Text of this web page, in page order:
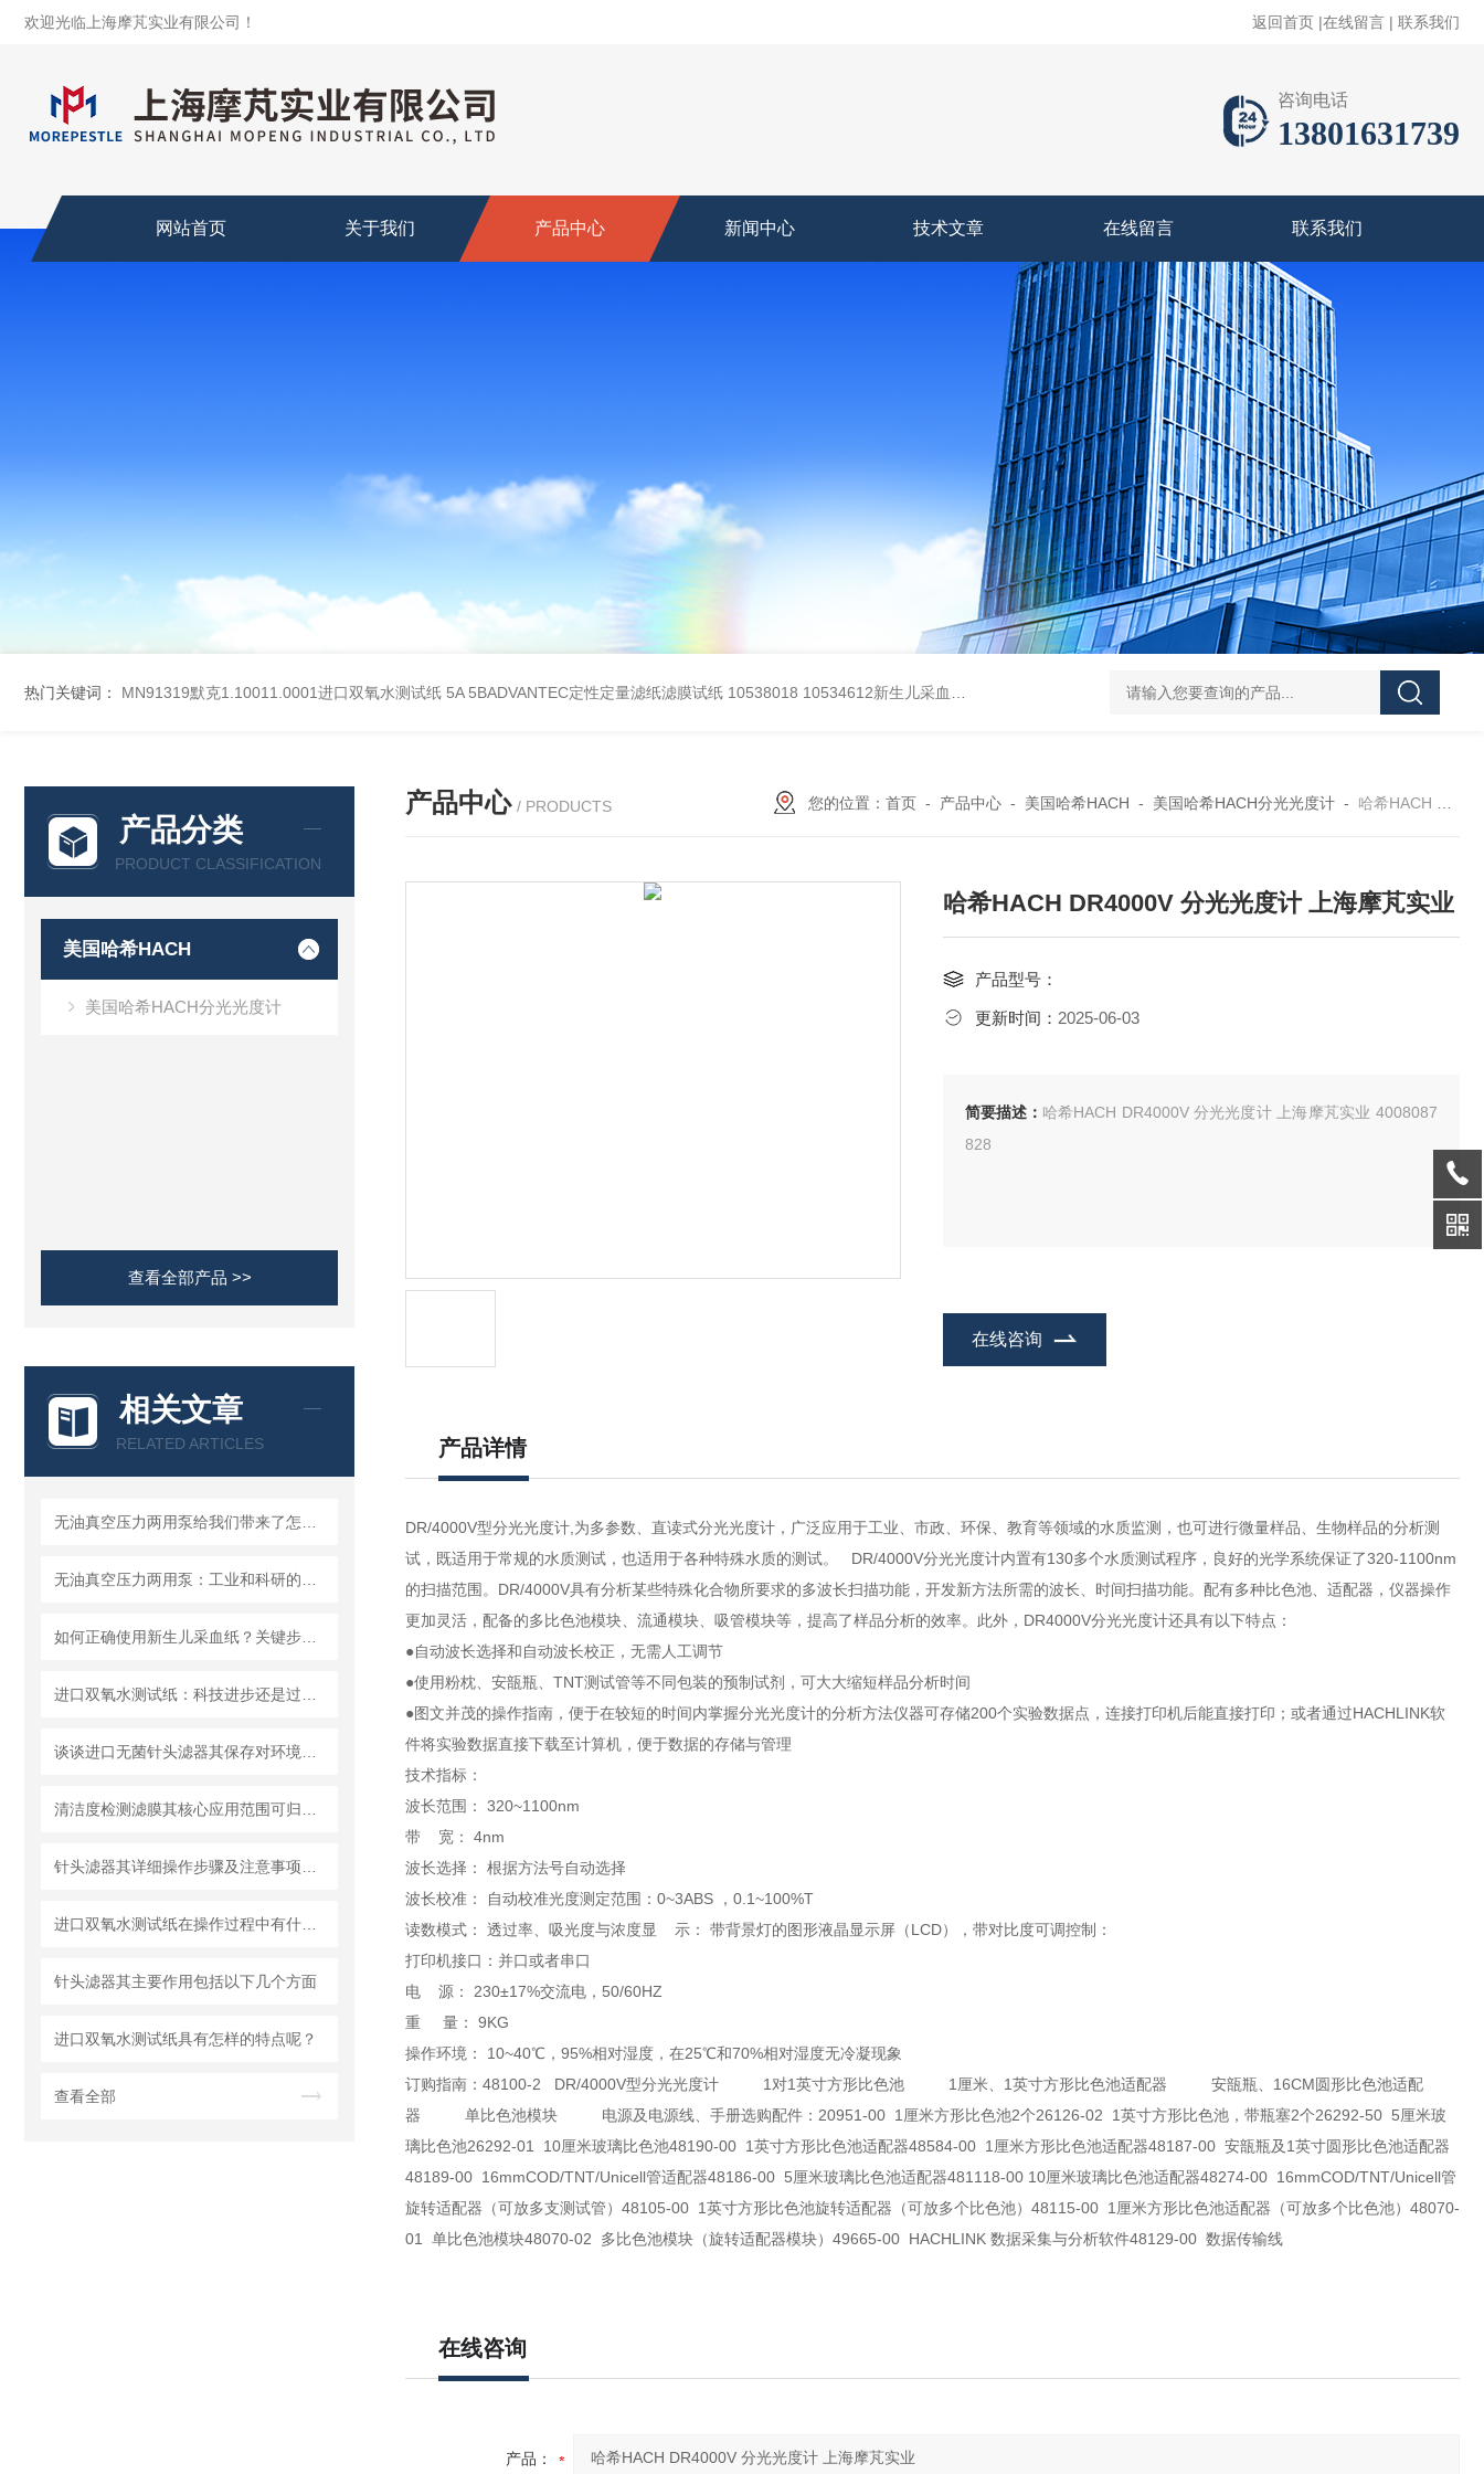
欢迎光临上海摩芃实业有限公司！ 返回首页 |在线留言 | 联系我们
咨询电话
13801631739
网站首页 关于我们 产品中心 新闻中心 技术文章 在线留言 联系我们
热门关键词： MN91319默克1.10011.0001进口双氧水测试纸 5A 5BADVANTEC定性定量滤纸滤膜试纸 10538018 10534612新生儿采血纸 3119-0050无菌339652 23-2263赛默飞离心管 UFC903096 MAP001
产品分类
PRODUCT CLASSIFICATION
美国哈希HACH
美国哈希HACH分光光度计
查看全部产品 >>
相关文章
RELATED ARTICLES
针头滤器其主要作用包括以下几个方面
进口双氧水测试纸具有怎样的特点呢？
查看全部
产品中心 / PRODUCTS 您的位置： 首页- 产品中心- 美国哈希HACH - 美国哈希HACH分光光度计- 哈希HACH DR4000V 分光光度计 上海摩芃实业
哈希HACH DR4000V 分光光度计 上海摩芃实业
产品型号：
更新时间： 2025-06-03
简要描述： 哈希HACH DR4000V 分光光度计 上海摩芃实业 4008087
828
在线咨询
产品详情
DR/4000V型分光光度计,为多参数、直读式分光光度计，广泛应用于工业、市政、环保、教育等领域的水质监测，也可进行微量样品、生物样品的分析测
试，既适用于常规的水质测试，也适用于各种特殊水质的测试。 DR/4000V分光光度计内置有130多个水质测试程序，良好的光学系统保证了320-1100nm
的扫描范围。DR/4000V具有分析某些特殊化合物所要求的多波长扫描功能，开发新方法所需的波长、时间扫描功能。配有多种比色池、适配器，仪器操作
更加灵活，配备的多比色池模块、流通模块、吸管模块等，提高了样品分析的效率。此外，DR4000V分光光度计还具有以下特点：
●自动波长选择和自动波长校正，无需人工调节
●使用粉枕、安瓿瓶、TNT测试管等不同包装的预制试剂，可大大缩短样品分析时间
●图文并茂的操作指南，便于在较短的时间内掌握分光光度计的分析方法仪器可存储200个实验数据点，连接打印机后能直接打印；或者通过HACHLINK软
件将实验数据直接下载至计算机，便于数据的存储与管理
技术指标：
波长范围： 320~1100nm
带 宽： 4nm
波长选择： 根据方法号自动选择
波长校准： 自动校准光度测定范围：0~3ABS ，0.1~100%T
读数模式： 透过率、吸光度与浓度显 示： 带背景灯的图形液晶显示屏（LCD），带对比度可调控制：
打印机接口：并口或者串口
电 源： 230±17%交流电，50/60HZ
重 量： 9KG
操作环境： 10~40℃，95%相对湿度，在25℃和70%相对湿度无冷凝现象
订购指南：48100-2 DR/4000V型分光光度计 1对1英寸方形比色池 1厘米、1英寸方形比色池适配器 安瓿瓶、16CM圆形比色池适配
器 单比色池模块 电源及电源线、手册选购配件：20951-00 1厘米方形比色池2个26126-02 1英寸方形比色池，带瓶塞2个26292-50 5厘米玻
璃比色池26292-01 10厘米玻璃比色池48190-00 1英寸方形比色池适配器48584-00 1厘米方形比色池适配器48187-00 安瓿瓶及1英寸圆形比色池适配器
48189-00 16mmCOD/TNT/Unicell管适配器48186-00 5厘米玻璃比色池适配器481118-00 10厘米玻璃比色池适配器48274-00 16mmCOD/TNT/Unicell管
旋转适配器（可放多支测试管）48105-00 1英寸方形比色池旋转适配器（可放多个比色池）48115-00 1厘米方形比色池适配器（可放多个比色池）48070-
01 单比色池模块48070-02 多比色池模块（旋转适配器模块）49665-00 HACHLINK 数据采集与分析软件48129-00 数据传输线
在线咨询
产品：